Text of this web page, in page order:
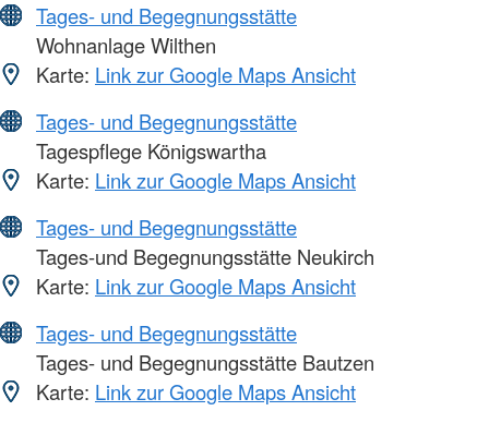
Tages- und Begegnungsstätte
Wohnanlage Wilthen
Karte: Link zur Google Maps Ansicht
Tages- und Begegnungsstätte
Tagespflege Königswartha
Karte: Link zur Google Maps Ansicht
Tages- und Begegnungsstätte
Tages-und Begegnungsstätte Neukirch
Karte: Link zur Google Maps Ansicht
Tages- und Begegnungsstätte
Tages- und Begegnungsstätte Bautzen
Karte: Link zur Google Maps Ansicht